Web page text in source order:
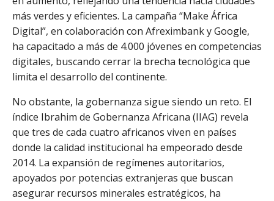
más verdes y eficientes. La campaña “Make África
Digital”, en colaboración con Afreximbank y Google,
ha capacitado a más de 4.000 jóvenes en competencias
digitales, buscando cerrar la brecha tecnológica que
limita el desarrollo del continente.
No obstante, la gobernanza sigue siendo un reto. El
índice Ibrahim de Gobernanza Africana (IIAG) revela
que tres de cada cuatro africanos viven en países
donde la calidad institucional ha empeorado desde
2014. La expansión de regímenes autoritarios,
apoyados por potencias extranjeras que buscan
asegurar recursos minerales estratégicos, ha